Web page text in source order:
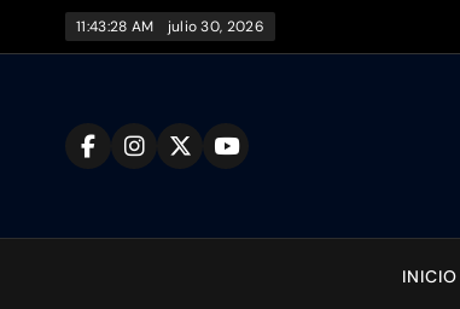
11:43:29 AM julio 30, 2026
INICIO